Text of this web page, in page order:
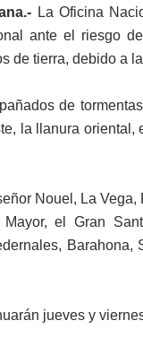
La Oficina
ante el riesgo
de tierra, debido a
de
la llanura
Nouel, La
el Gran
jueves y